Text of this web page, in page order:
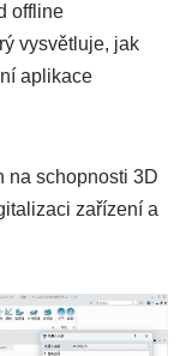
offline
vysvětluje, jak
aplikace
na schopnosti 3D
zařízení a